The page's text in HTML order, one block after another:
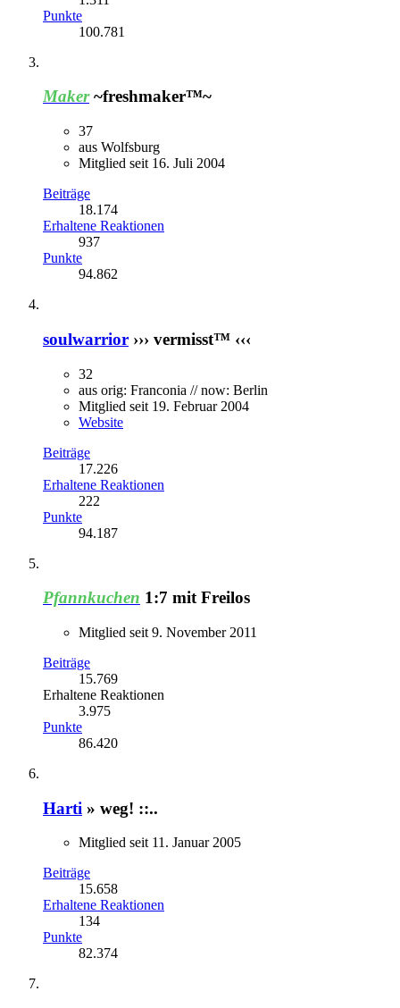
Punkte
100.781
Maker ~freshmaker™~
37
aus Wolfsburg
Mitglied seit 16. Juli 2004
Beiträge
18.174
Erhaltene Reaktionen
937
Punkte
94.862
soulwarrior ››› vermisst™ ‹‹‹
32
aus orig: Franconia // now: Berlin
Mitglied seit 19. Februar 2004
Website
Beiträge
17.226
Erhaltene Reaktionen
222
Punkte
94.187
Pfannkuchen 1:7 mit Freilos
Mitglied seit 9. November 2011
Beiträge
15.769
Erhaltene Reaktionen
3.975
Punkte
86.420
Harti » weg! ::..
Mitglied seit 11. Januar 2005
Beiträge
15.658
Erhaltene Reaktionen
134
Punkte
82.374